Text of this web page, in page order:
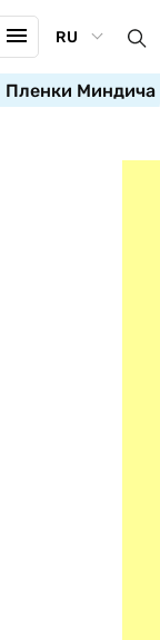
RU
Пленки Миндича